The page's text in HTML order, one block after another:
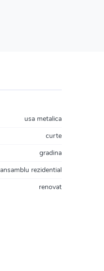
usa metalica
curte
gradina
ansamblu rezidential
renovat